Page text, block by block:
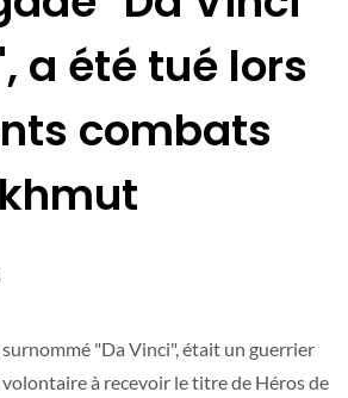
a été tué lors
combats
"Da Vinci", était un guerrier
à recevoir le titre de Héros de